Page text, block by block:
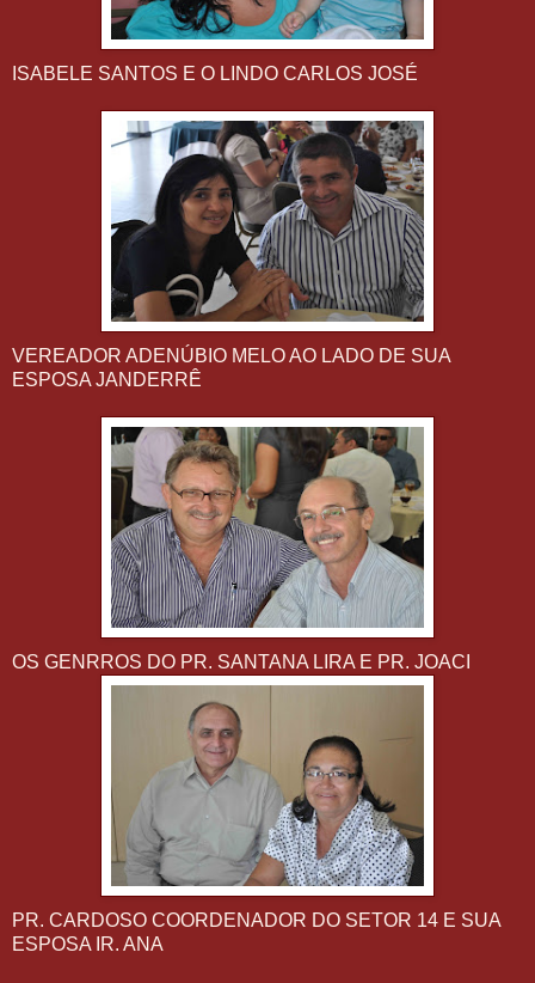
ISABELE SANTOS E O LINDO CARLOS JOSÉ
VEREADOR ADENÚBIO MELO AO LADO DE SUA
ESPOSA JANDERRÊ
OS GENRROS DO PR. SANTANA LIRA E PR. JOACI
PR. CARDOSO COORDENADOR DO SETOR 14 E SUA
ESPOSA IR. ANA